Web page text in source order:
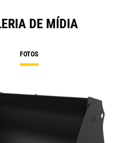
DE MÍDIA
FOTOS